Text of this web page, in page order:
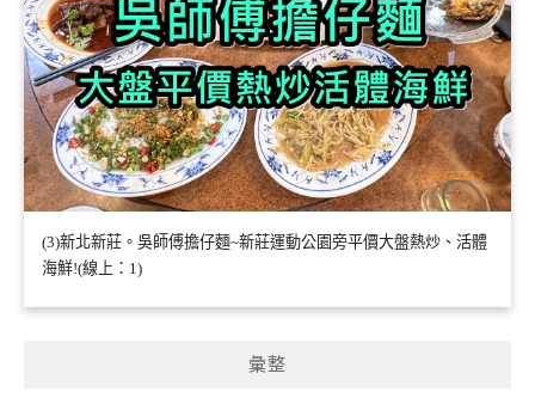
(3)新北新莊。吳師傅擔仔麵~新莊運動公園旁平價大盤熱炒、活體
海鮮!(線上：1)
彙整